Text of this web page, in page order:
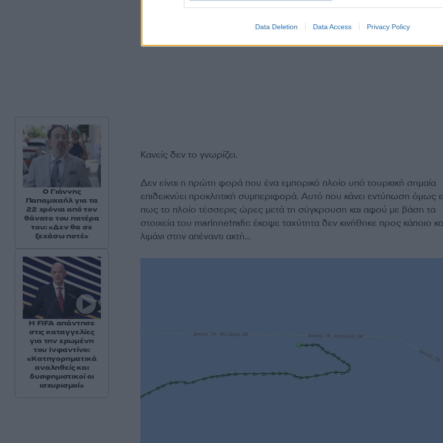
Data Deletion Data Access Privacy Policy
Κανείς δεν το γνωρίζει.
Δεν είναι η πρώτη φορά που ένα εμπορικό πλοίο υπό τουρκική σημαία
επιδεικνύει προκλητική συμπεριφορά. Αυτό που κάνει εντύπωση όμως
πως το πλοίο τέσσερις ώρες μετά τη σύγκρουση και αφού με βάση τα
στοιχεία του marinnetrafic έκοψε ταχύτητα δεν κινήθηκε προς κάποιο
λιμάνι στην απέναντι ακτή…
Ο Γιάννης
Παπαμιχαήλ για τα
22 χρόνια από τον
θάνατο του πατέρα
του: «Δεν θα σε
ξεχάσω ποτέ»
Η FIFA απάντησε
στις καταγγελίες
για την ερωμένη
του Ινφαντίνο:
«Κατηγορηματικά
αναληθείς και
δυσφημιστικοί οι
ισχυρισμοί»